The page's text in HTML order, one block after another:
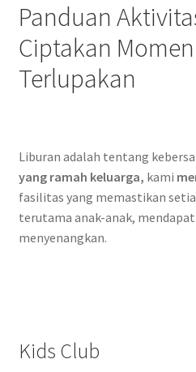
Panduan
Ciptakan
Terlupakan
Liburan adalah tentang
yang ramah keluarga, kami
fasilitas yang memastikan
terutama anak-anak,
menyenangkan.
Kids Club